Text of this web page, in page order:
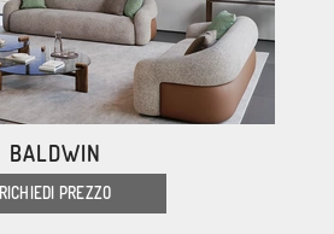
BALDWIN
RICHIEDI PREZZO